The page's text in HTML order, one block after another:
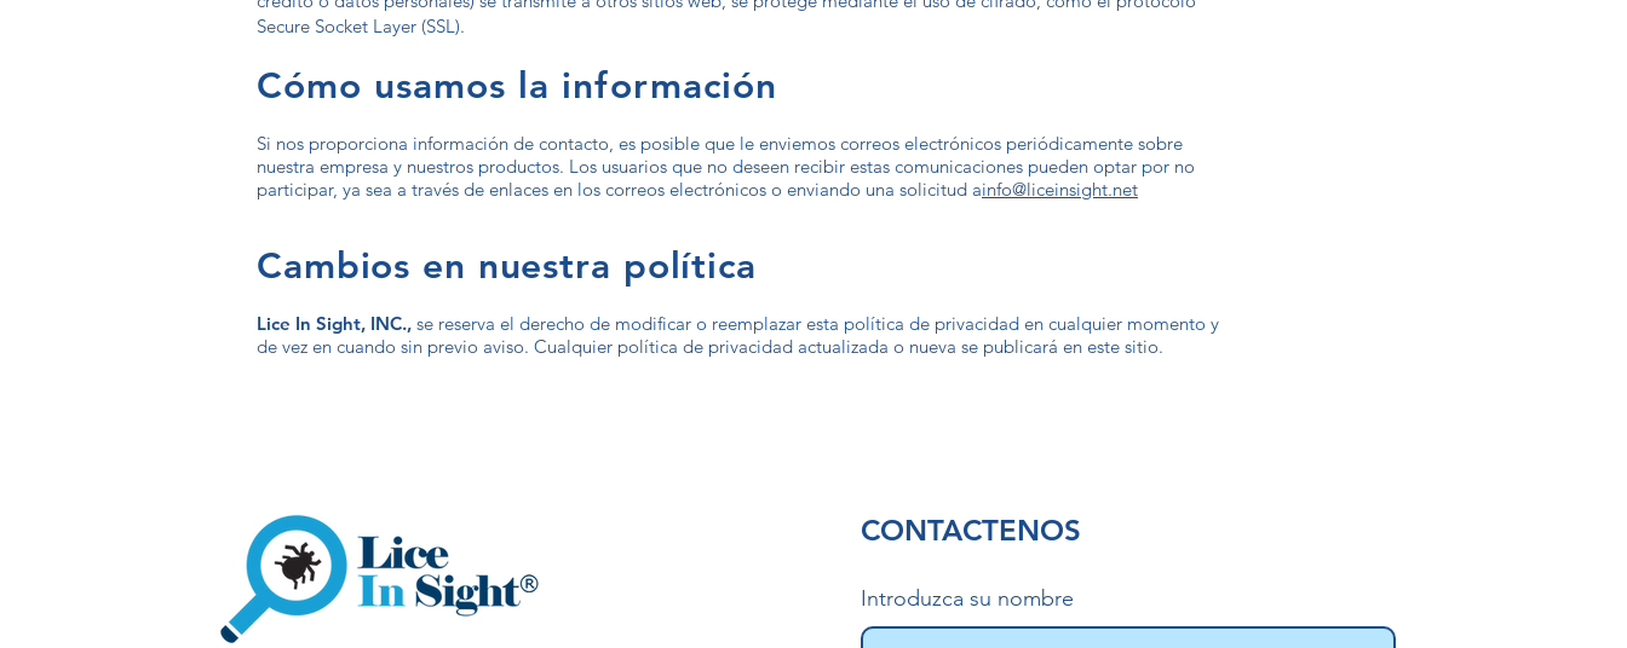
Secure Socket Layer (SSL).
Cómo usamos la información
Si nos proporciona información de contacto, es posible que le enviemos correos electrónicos periódicamente sobre
nuestra empresa y nuestros productos. Los usuarios que no deseen recibir estas comunicaciones pueden optar por no
participar, ya sea a través de enlaces en los correos electrónicos o enviando una solicitud ainfo@liceinsight.net
Cambios en nuestra política
Lice In Sight, INC., se reserva el derecho de modificar o reemplazar esta política de privacidad en cualquier momento y
de vez en cuando sin previo aviso. Cualquier política de privacidad actualizada o nueva se publicará en este sitio.
CONTACTENOS
Introduzca su nombre